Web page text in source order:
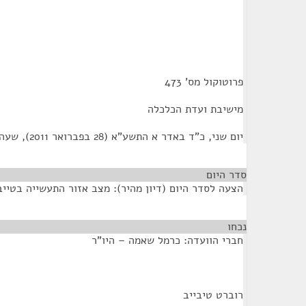
פרוטוקול מס' 473
מישיבת ועדת הכלכלה
יום שני, כ"ד באדר א התשע"א (28 בפברואר 2011), שעה 13:15
סדר היום
הצעה לסדר היום (דיון מהיר): מצב אזור התעשייה
נכחו
חברי הוועדה: כרמל שאמה – היו"ר
רוברט טיבייב